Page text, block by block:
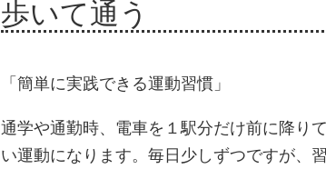
歩いて通う
「簡単に実践できる運動習慣」
通学や通勤時、電車を１駅分だけ前に降り
い運動になります。毎日少しずつですが、